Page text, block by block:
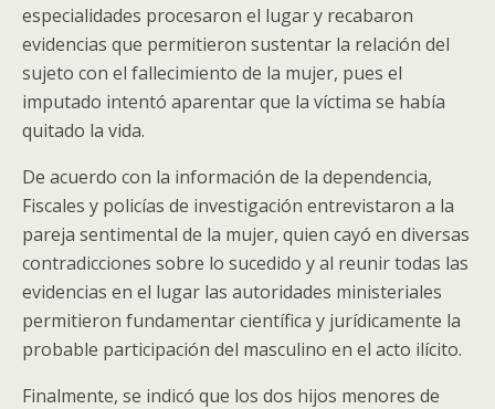
especialidades procesaron el lugar y recabaron
evidencias que permitieron sustentar la relación del
sujeto con el fallecimiento de la mujer, pues el
imputado intentó aparentar que la víctima se había
quitado la vida.
De acuerdo con la información de la dependencia,
Fiscales y policías de investigación entrevistaron a la
pareja sentimental de la mujer, quien cayó en diversas
contradicciones sobre lo sucedido y al reunir todas las
evidencias en el lugar las autoridades ministeriales
permitieron fundamentar científica y jurídicamente la
probable participación del masculino en el acto ilícito.
Finalmente, se indicó que los dos hijos menores de